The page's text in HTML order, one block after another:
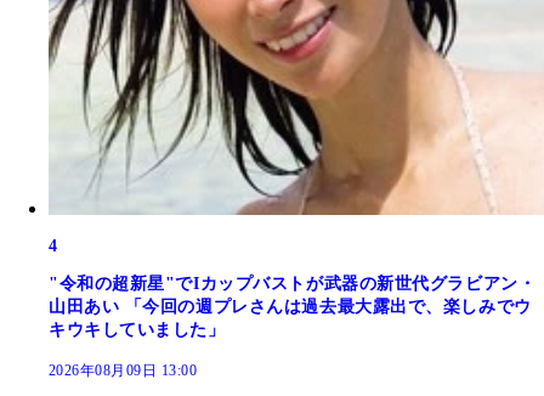
4
"令和の超新星"でIカップバストが武器の新世代グラビアン・
山田あい 「今回の週プレさんは過去最大露出で、楽しみでウ
キウキしていました」
2026年08月09日 13:00